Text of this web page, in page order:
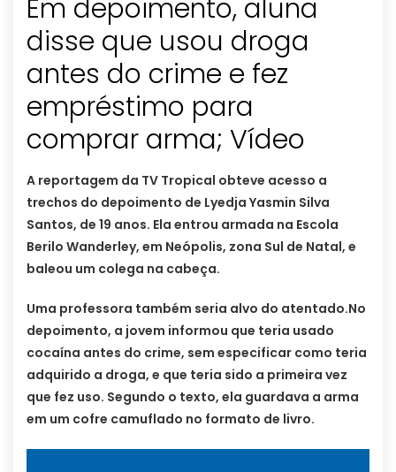
Em depoimento, aluna
disse que usou droga
antes do crime e fez
empréstimo para
comprar arma; Vídeo
A reportagem da TV Tropical obteve acesso a
trechos do depoimento de Lyedja Yasmin Silva
Santos, de 19 anos. Ela entrou armada na Escola
Berilo Wanderley, em Neópolis, zona Sul de Natal, e
baleou um colega na cabeça.
Uma professora também seria alvo do atentado.No
depoimento, a jovem informou que teria usado
cocaína antes do crime, sem especificar como teria
adquirido a droga, e que teria sido a primeira vez
que fez uso. Segundo o texto, ela guardava a arma
em um cofre camuflado no formato de livro.